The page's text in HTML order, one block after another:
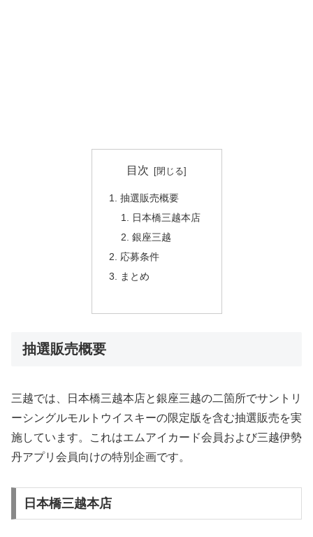
目次
抽選販売概要
日本橋三越本店
銀座三越
応募条件
まとめ
抽選販売概要
三越では、日本橋三越本店と銀座三越の二箇所でサントリ
ーシングルモルトウイスキーの限定版を含む抽選販売を実
施しています。これはエムアイカード会員および三越伊勢
丹アプリ会員向けの特別企画です。
日本橋三越本店